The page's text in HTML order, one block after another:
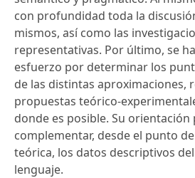
con profundidad toda la
mismos, así como las
representativas. Por último, se
esfuerzo por determinar los
de las distintas aproximaciones,
propuestas teórico-
donde es posible. Su
complementar, desde el punto
teórica, los datos descriptivos
lenguaje.